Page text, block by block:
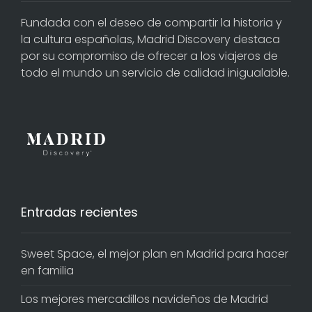
Fundada con el deseo de compartir la historia y
la cultura españolas, Madrid Discovery destaca
por su compromiso de ofrecer a los viajeros de
todo el mundo un servicio de calidad inigualable.
Entradas recientes
Sweet Space, el mejor plan en Madrid para hacer
en familia
Los mejores mercadillos navideños de Madrid